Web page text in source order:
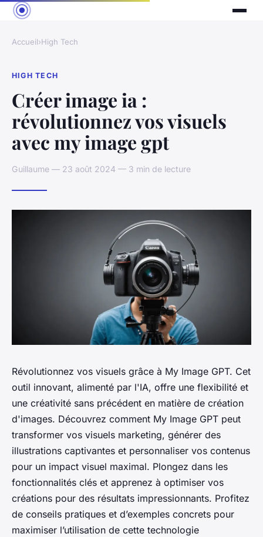
Accueil›High Tech
HIGH TECH
Créer image ia :
révolutionnez vos visuels
avec my image gpt
Guillaume — 23 août 2024 — 3 min de lecture
Révolutionnez vos visuels grâce à My Image GPT. Cet
outil innovant, alimenté par l'IA, offre une flexibilité et
une créativité sans précédent en matière de création
d'images. Découvrez comment My Image GPT peut
transformer vos visuels marketing, générer des
illustrations captivantes et personnaliser vos contenus
pour un impact visuel maximal. Plongez dans les
fonctionnalités clés et apprenez à optimiser vos
créations pour des résultats impressionnants. Profitez
de conseils pratiques et d’exemples concrets pour
maximiser l’utilisation de cette technologie